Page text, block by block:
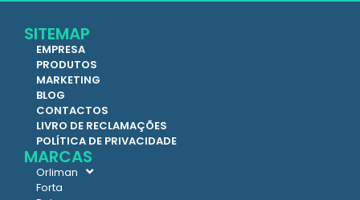
SITEMAP
EMPRESA
PRODUTOS
MARKETING
BLOG
CONTACTOS
LIVRO DE RECLAMAÇÕES
POLÍTICA DE PRIVACIDADE
MARCAS
Orliman
Forta